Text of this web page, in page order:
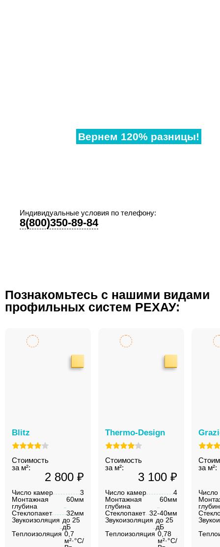
Вернем 120% разницы!
Индивидуальные условия по телефону:
8(800)350-89-84
Познакомьтесь с нашими видами
профильных систем РЕХАУ:
Blitz
Стоимость
за м²:
2 800 ₽
Число камер
3
Монтажная
глубина
60мм
Стеклопакет
32мм
Звукоизоляция до 25
дБ
Теплоизоляция 0,7
м²·°C/
Thermo-Design
Стоимость
за м²:
3 100 ₽
Число камер
4
Монтажная
глубина
60мм
Стеклопакет 32-40мм
Звукоизоляция до 25
дБ
Теплоизоляция 0,78
м²·°C/
за м²:
Число